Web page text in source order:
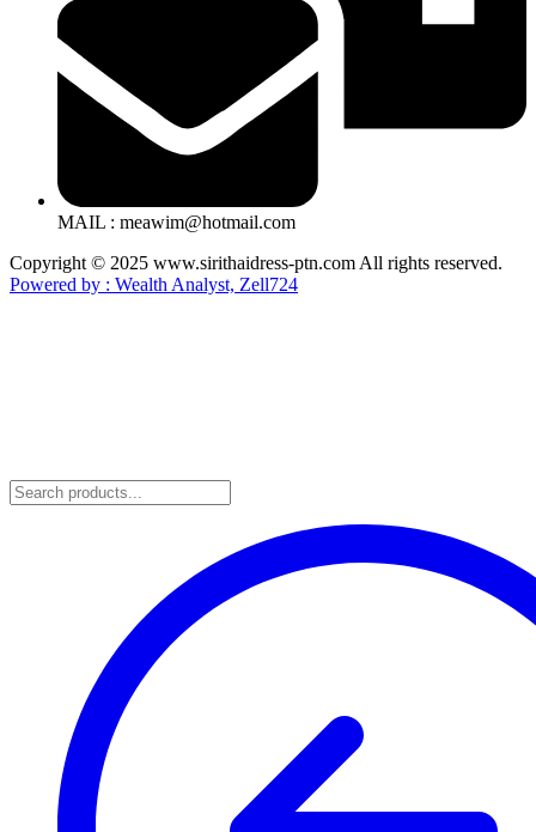
MAIL : meawim@hotmail.com
Copyright © 2025 www.sirithaidress-ptn.com All rights reserved.
Powered by : Wealth Analyst, Zell724